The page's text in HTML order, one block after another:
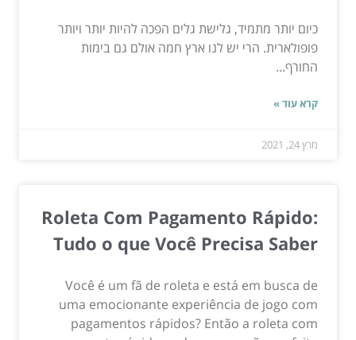
כיום יותר מתמיד, גלישת גלים הפכה להיות יותר ויותר
פופולארית. הרי יש לנו ארץ חמה אולם גם בימות
החורף...
קרא עוד »
מרץ 24, 2021
Roleta Com Pagamento Rápido:
Tudo o que Você Precisa Saber
Você é um fã de roleta e está em busca de
uma emocionante experiência de jogo com
pagamentos rápidos? Então a roleta com